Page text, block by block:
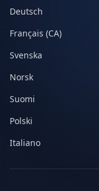
Deutsch
Français (CA)
Svenska
Norsk
Suomi
Polski
Italiano